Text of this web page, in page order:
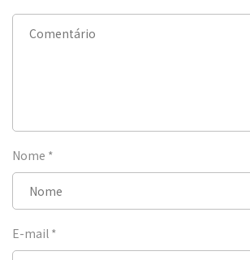
Nome *
E-mail *